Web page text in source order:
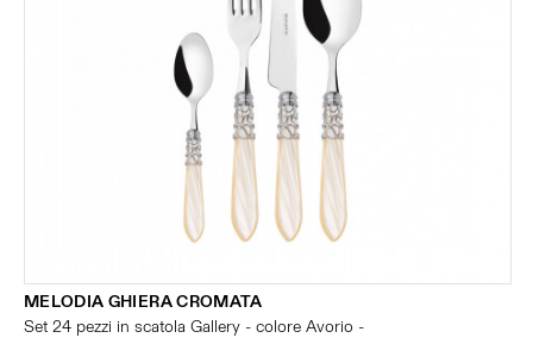
MELODIA GHIERA CROMATA
Set 24 pezzi in scatola Gallery - colore Avorio -